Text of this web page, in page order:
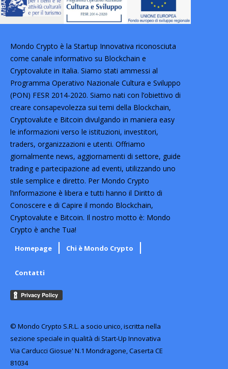
Mondo Crypto è la Startup Innovativa riconosciuta
come canale informativo su Blockchain e
Cryptovalute in Italia. Siamo stati ammessi al
Programma Operativo Nazionale Cultura e Sviluppo
(PON) FESR 2014-2020. Siamo nati con l’obiettivo di
creare consapevolezza sui temi della Blockchain,
Cryptovalute e Bitcoin divulgando in maniera easy
le informazioni verso le istituzioni, investitori,
traders, organizzazioni e utenti. Offriamo
giornalmente news, aggiornamenti di settore, guide
trading e partecipazione ad eventi, utilizzando uno
stile semplice e diretto. Per Mondo Crypto
l’informazione è libera e tutti hanno il Diritto di
Conoscere e di Capire il mondo Blockchain,
Cryptovalute e Bitcoin. Il nostro motto è: Mondo
Crypto è anche Tua!
Homepage Chi è Mondo Crypto
Contatti
© Mondo Crypto S.R.L. a socio unico, iscritta nella
sezione speciale in qualità di Start-Up Innovativa
Via Carducci Giosue' N.1 Mondragone, Caserta CE
81034